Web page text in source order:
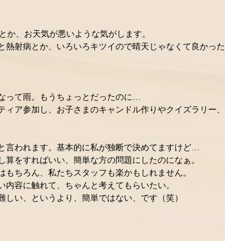
、お天気が悪いような気がします。
熱射病とか、いろいろキツイので晴天じゃなくて良かった
て雨。もうちょっとだったのに…
ア参加し、お子さまのキャンドル作りやクイズラリー、
言われます。基本的に私が独断で決めてますけど…
をすればいい、簡単な方の問題にしたのになぁ。
ちろん、私たちスタッフも楽かもしれません。
容に触れて、ちゃんと考えてもらいたい。
い、というより、簡単ではない、です（笑）